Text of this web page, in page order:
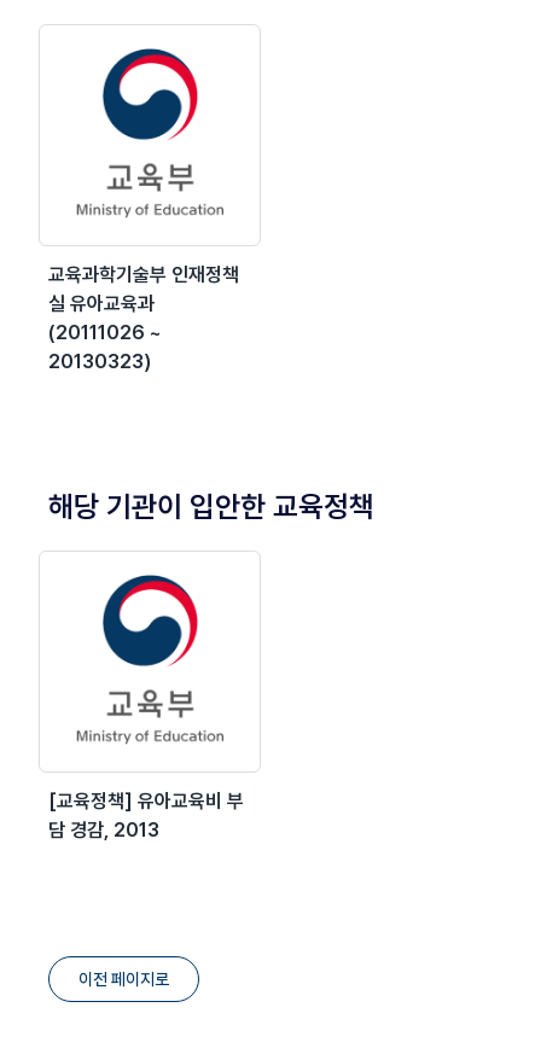
교육과학기술부 인재정책
실 유아교육과
(20111026 ~
20130323)
해당 기관이 입안한 교육정책
[교육정책] 유아교육비 부
담 경감, 2013
이전 페이지로